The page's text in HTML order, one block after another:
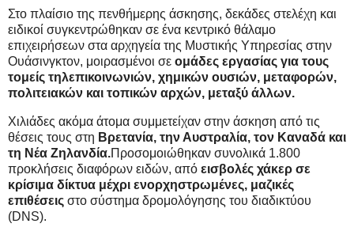
Στο πλαίσιο της πενθήμερης άσκησης, δεκάδες στελέχη και
ειδικοί συγκεντρώθηκαν σε ένα κεντρικό θάλαμο
επιχειρήσεων στα αρχηγεία της Μυστικής Υπηρεσίας στην
Ουάσινγκτον, μοιρασμένοι σε ομάδες εργασίας για τους
τομείς τηλεπικοινωνιών, χημικών ουσιών, μεταφορών,
πολιτειακών και τοπικών αρχών, μεταξύ άλλων.
Χιλιάδες ακόμα άτομα συμμετείχαν στην άσκηση από τις
θέσεις τους στη Βρετανία, την Αυστραλία, τον Καναδά και
τη Νέα Ζηλανδία.Προσομοιώθηκαν συνολικά 1.800
προκλήσεις διαφόρων ειδών, από εισβολές χάκερ σε
κρίσιμα δίκτυα μέχρι ενορχηστρωμένες, μαζικές
επιθέσεις στο σύστημα δρομολόγησης του διαδικτύου
(DNS).